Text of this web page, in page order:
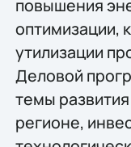
повышения
оптимизации,
утилизации
Деловой
темы
регионе,